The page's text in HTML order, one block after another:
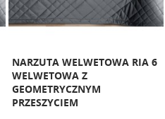
NARZUTA WELWETOWA RIA 6
WELWETOWA Z
GEOMETRYCZNYM
PRZESZYCIEM